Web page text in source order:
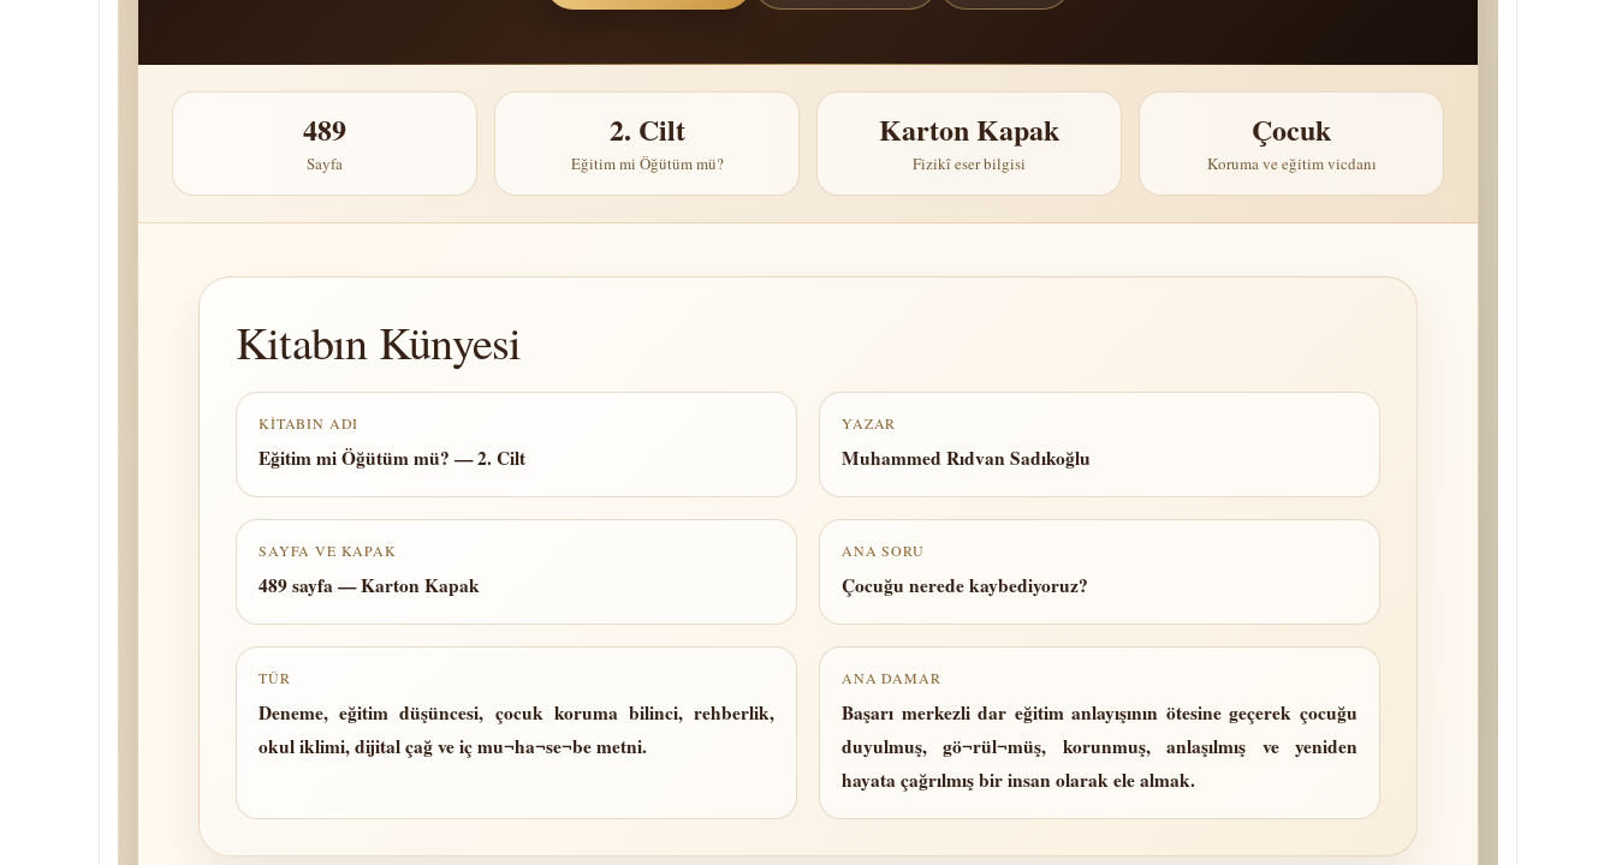
489
Sayfa
2. Cilt
Eğitim mi Öğütüm mü?
Karton Kapak
Fizikî eser bilgisi
Çocuk
Koruma ve eğitim vicdanı
Kitabın Künyesi
KITABIN ADI
Eğitim mi Öğütüm mü? — 2. Cilt
YAZAR
Muhammed Rıdvan Sadıkoğlu
SAYFA VE KAPAK
489 sayfa — Karton Kapak
ANA SORU
Çocuğu nerede kaybediyoruz?
TÜR
Deneme, eğitim düşüncesi, çocuk koruma bilinci, rehberlik,
okul iklimi, dijital çağ ve iç mu¬ha¬se¬be metni.
ANA DAMAR
Başarı merkezli dar eğitim anlayışının ötesine geçerek çocuğu
duyulmuş, gö¬rül¬müş, korunmuş, anlaşılmış ve yeniden
hayata çağrılmış bir insan olarak ele almak.